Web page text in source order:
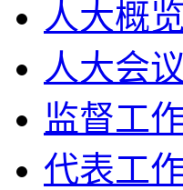
人大概览
人大会议
监督工
代表工